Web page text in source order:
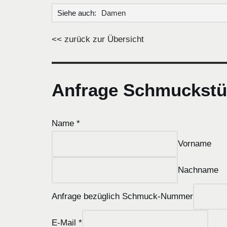
Siehe auch: Damen
<< zurück zur Übersicht
Anfrage
Name *
Vorname
Nachname
Anfrage bezüglich Schmuck-Nummer
E-Mail *